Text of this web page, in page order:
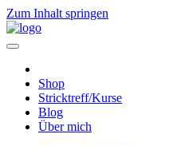
Zum Inhalt springen
Hauptnavigation
Shop
Stricktreff/Kurse
Blog
Über mich